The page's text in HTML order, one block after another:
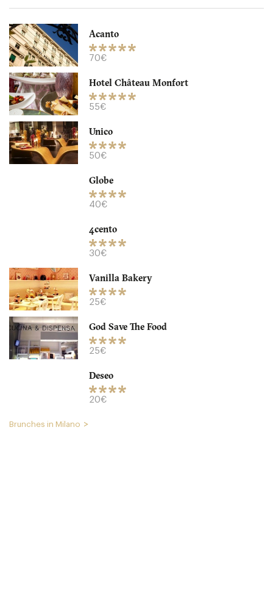
Hotel Château Monfort
20129 Milano
55. €
Globe Restaurant & Lounge
20129 Milano
28. €
Acanto
70€
Hotel Château Monfort
55€
Unico
50€
Globe
40€
4cento
30€
Vanilla Bakery
25€
God Save The Food
25€
Deseo
20€
Brunches in Milano